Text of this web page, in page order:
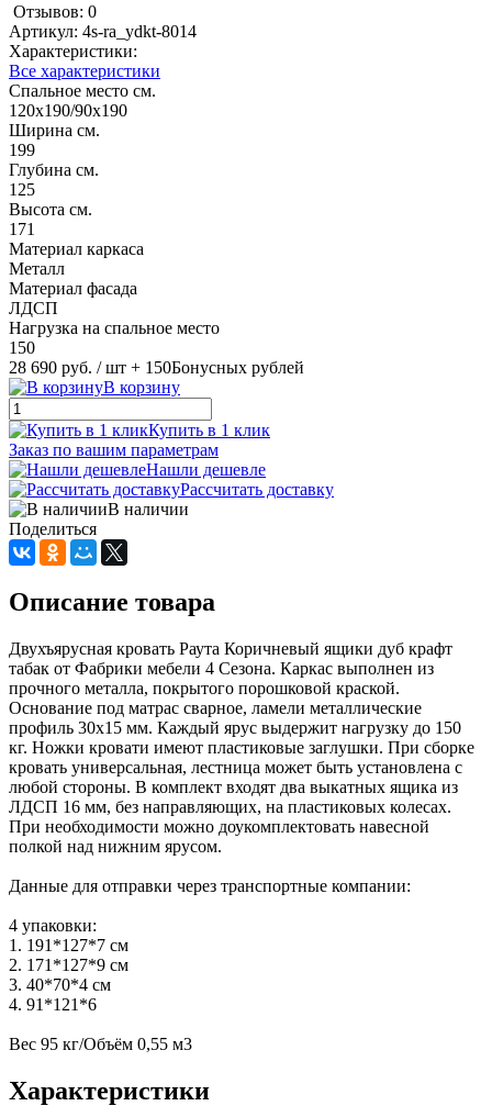
Отзывов: 0
Артикул: 4s-ra_ydkt-8014
Характеристики:
Все характеристики
Спальное место см.
120х190/90х190
Ширина см.
199
Глубина см.
125
Высота см.
171
Материал каркаса
Металл
Материал фасада
ЛДСП
Нагрузка на спальное место
150
28 690 руб. / шт + 150Бонусных рублей
В корзину
Купить в 1 клик
Заказ по вашим параметрам
Нашли дешевле
Рассчитать доставку
В наличии
Поделиться
Описание товара
Двухъярусная кровать Раута Коричневый ящики дуб крафт
табак от Фабрики мебели 4 Сезона. Каркас выполнен из
прочного металла, покрытого порошковой краской.
Основание под матрас сварное, ламели металлические
профиль 30х15 мм. Каждый ярус выдержит нагрузку до 150
кг. Ножки кровати имеют пластиковые заглушки. При сборке
кровать универсальная, лестница может быть установлена с
любой стороны. В комплект входят два выкатных ящика из
ЛДСП 16 мм, без направляющих, на пластиковых колесах.
При необходимости можно доукомплектовать навесной
полкой над нижним ярусом.
Данные для отправки через транспортные компании:
4 упаковки:
1. 191*127*7 см
2. 171*127*9 см
3. 40*70*4 см
4. 91*121*6
Вес 95 кг/Объём 0,55 м3
Характеристики